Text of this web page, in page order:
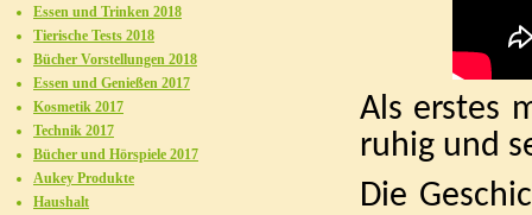
Als erstes
ruhig und
Die
Essen und Trinken 2018
Tierische Tests 2018
Bücher Vorstellungen 2018
Essen und Genießen 2017
Kosmetik 2017
Technik 2017
Bücher und Hörspiele 2017
Aukey Produkte
Haushalt